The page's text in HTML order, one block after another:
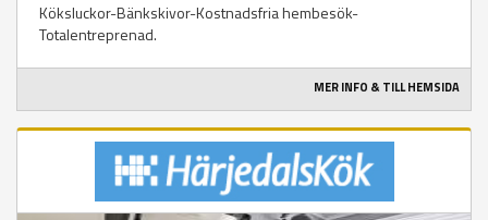
Köksluckor-Bänkskivor-Kostnadsfria hembesök-
Totalentreprenad.
MER INFO & TILL HEMSIDA